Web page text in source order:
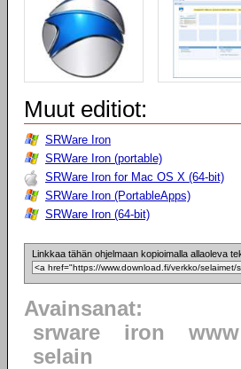
Muut editiot:
SRWare Iron
SRWare Iron (portable)
SRWare Iron for Mac OS X (64-bit)
SRWare Iron (PortableApps)
SRWare Iron (64-bit)
Linkkaa tähän ohjelmaan kopioimalla allaoleva
Avainsanat:
srware
iron www
selain